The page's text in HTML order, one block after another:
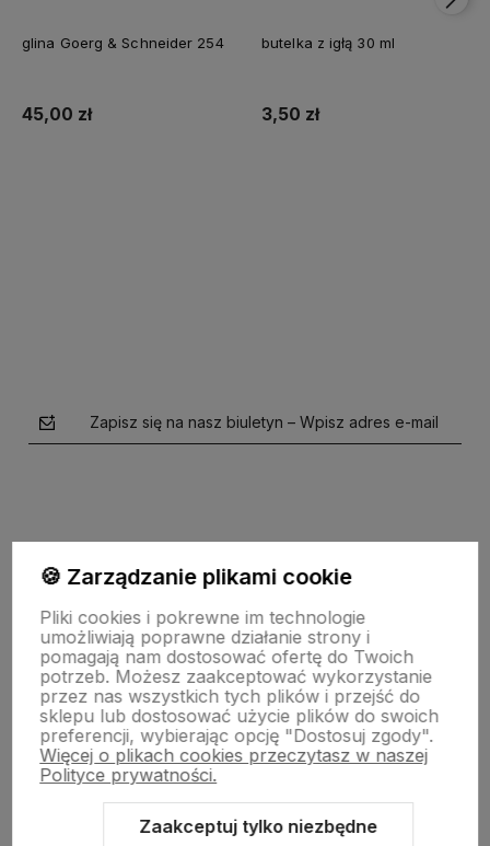
glina Goerg & Schneider 254
45,00 zł
butelka z igłą 30 ml
3,50 zł
Zapisz się na nasz biuletyn – Wpisz adres e-mail
polityce prywatności
SKLEPOWY NIEZBĘDNIK
BAZA WIEDZY
🍪 Zarządzanie plikami cookie
Pliki cookies i pokrewne im technologie
umożliwiają poprawne działanie strony i
pomagają nam dostosować ofertę do Twoich
potrzeb. Możesz zaakceptować wykorzystanie
przez nas wszystkich tych plików i przejść do
sklepu lub dostosować użycie plików do swoich
preferencji, wybierając opcję "Dostosuj zgody".
Więcej o plikach cookies przeczytasz w naszej
Polityce prywatności.
Zaakceptuj tylko niezbędne